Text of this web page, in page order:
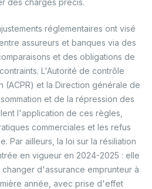
des charges précis.
réglementaires ont visé
assureurs et banques via des
et des obligations de
L'Autorité de contrôle
(ACPR) et la Direction générale de
et de la répression des
l'application de ces règles,
commerciales et les refus
Par ailleurs, la loi sur la résiliation
en vigueur en 2024-2025 : elle
d'assurance emprunteur à
année, avec prise d'effet